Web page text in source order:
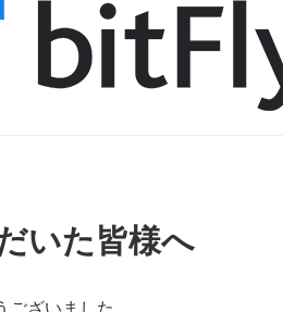
いた皆様へ
ざいました。